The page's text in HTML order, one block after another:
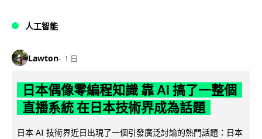
人工智能
Lawton 1 日
日本偶像零編程知識 靠 AI 搞了一整個
直播系統 在日本技術界成為話題
日本 AI 技術界近日出現了一個引發廣泛討論的熱門話題：日本